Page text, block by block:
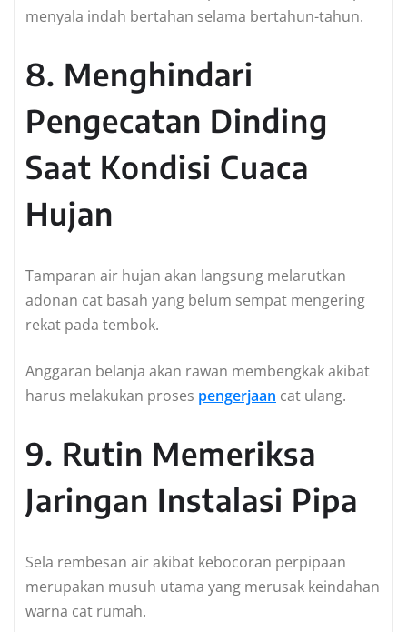
menyala indah bertahan selama bertahun-tahun.
8. Menghindari
Pengecatan Dinding
Saat Kondisi Cuaca
Hujan
Tamparan air hujan akan langsung melarutkan
adonan cat basah yang belum sempat mengering
rekat pada tembok.
Anggaran belanja akan rawan membengkak akibat
harus melakukan proses pengerjaan cat ulang.
9. Rutin Memeriksa
Jaringan Instalasi Pipa
Sela rembesan air akibat kebocoran perpipaan
merupakan musuh utama yang merusak keindahan
warna cat rumah.